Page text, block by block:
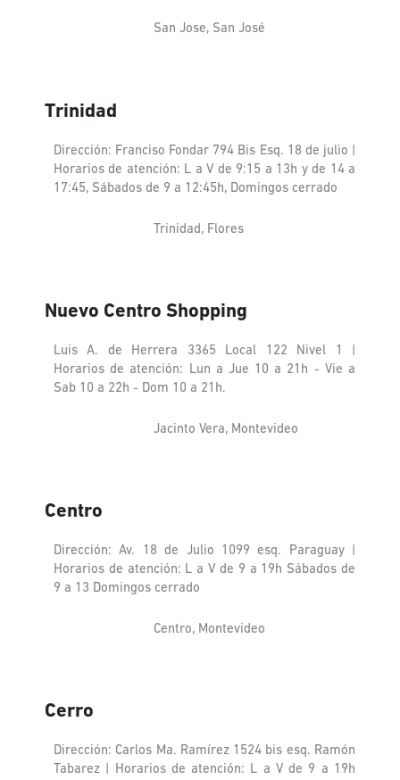
San Jose, San José
Trinidad
Dirección: Franciso Fondar 794 Bis Esq. 18 de julio |
Horarios de atención: L a V de 9:15 a 13h y de 14 a
17:45, Sábados de 9 a 12:45h, Domingos cerrado
Trinidad, Flores
Nuevo Centro Shopping
Luis A. de Herrera 3365 Local 122 Nivel 1 |
Horarios de atención: Lun a Jue 10 a 21h - Vie a
Sab 10 a 22h - Dom 10 a 21h.
Jacinto Vera, Montevideo
Centro
Dirección: Av. 18 de Julio 1099 esq. Paraguay |
Horarios de atención: L a V de 9 a 19h Sábados de
9 a 13 Domingos cerrado
Centro, Montevideo
Cerro
Dirección: Carlos Ma. Ramírez 1524 bis esq. Ramón
Tabarez | Horarios de atención: L a V de 9 a 19h